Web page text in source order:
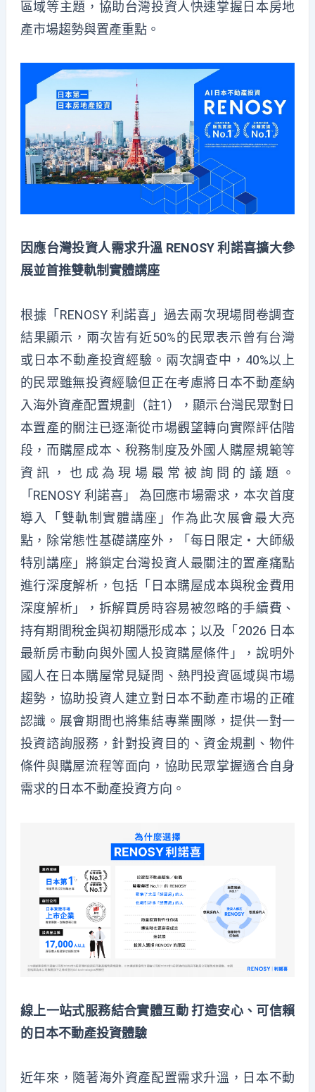
區域等主題，協助台灣投資人快速掌握日本房地
產市場趨勢與置產重點。
因應台灣投資人需求升溫 RENOSY 利諾喜擴大參
展並首推雙軌制實體講座
根據「RENOSY 利諾喜」過去兩次現場問卷調查
結果顯示，兩次皆有近50%的民眾表示曾有台灣
或日本不動產投資經驗。兩次調查中，40%以上
的民眾雖無投資經驗但正在考慮將日本不動產納
入海外資產配置規劃（註1），顯示台灣民眾對日
本置產的關注已逐漸從市場觀望轉向實際評估階
段，而購屋成本、稅務制度及外國人購屋規範等
資訊，也成為現場最常被詢問的議題。
「RENOSY 利諾喜」 為回應市場需求，本次首度
導入「雙軌制實體講座」作為此次展會最大亮
點，除常態性基礎講座外，「每日限定・大師級
特別講座」將鎖定台灣投資人最關注的置產痛點
進行深度解析，包括「日本購屋成本與稅金費用
深度解析」，拆解買房時容易被忽略的手續費、
持有期間稅金與初期隱形成本；以及「2026 日本
最新房市動向與外國人投資購屋條件」，說明外
國人在日本購屋常見疑問、熱門投資區域與市場
趨勢，協助投資人建立對日本不動產市場的正確
認識。展會期間也將集結專業團隊，提供一對一
投資諮詢服務，針對投資目的、資金規劃、物件
條件與購屋流程等面向，協助民眾掌握適合自身
需求的日本不動產投資方向。
線上一站式服務結合實體互動 打造安心、可信賴
的日本不動產投資體驗
近年來，隨著海外資產配置需求升溫，日本不動